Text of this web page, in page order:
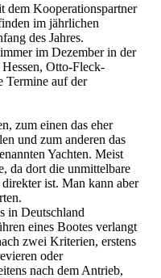
dem Kooperationspartner
im jährlichen
des Jahres.
im Dezember in der
Hessen, Otto-Fleck-
Termine auf der
zum einen das eher
und zum anderen das
Yachten. Meist
da dort die unmittelbare
ist. Man kann aber
in Deutschland
eines Bootes verlangt
zwei Kriterien, erstens
oder
nach dem Antrieb,